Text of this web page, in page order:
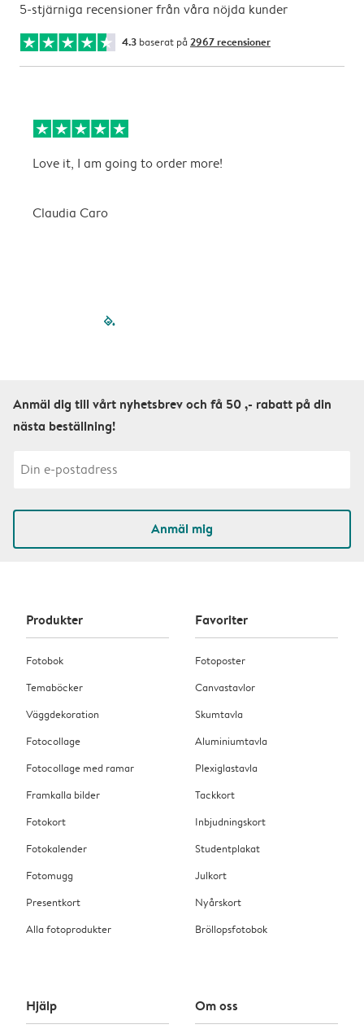
5-stjärniga recensioner från våra nöjda kunder
4.3 baserat på 2967 recensioner
Love it, I am going to order more!
Claudia Caro
filled-pagination
Anmäl dig till vårt nyhetsbrev och få 50 ,- rabatt på din
nästa beställning!
Anmäl mig
Produkter
Fotobok
Temaböcker
Väggdekoration
Fotocollage
Fotocollage med ramar
Framkalla bilder
Fotokort
Fotokalender
Fotomugg
Presentkort
Alla fotoprodukter
Favoriter
Fotoposter
Canvastavlor
Skumtavla
Aluminiumtavla
Plexiglastavla
Tackkort
Inbjudningskort
Studentplakat
Julkort
Nyårskort
Bröllopsfotobok
Hjälp Om oss